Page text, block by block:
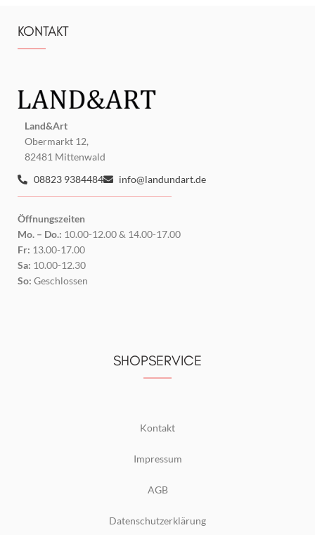
KONTAKT
Land&Art
Obermarkt 12,
82481 Mittenwald
08823 9384484
info@landundart.de
Öffnungszeiten
Mo. – Do.: 10.00-12.00 & 14.00-17.00
Fr: 13.00-17.00
Sa: 10.00-12.30
So: Geschlossen
SHOPSERVICE
Kontakt
Impressum
AGB
Datenschutzerklärung